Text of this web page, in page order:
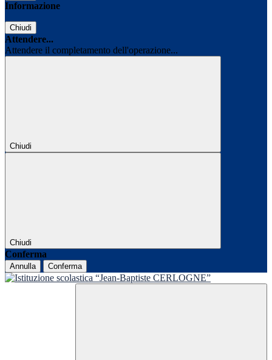
Informazione
Chiudi
Attendere...
Attendere il completamento dell'operazione...
Chiudi
Chiudi
Conferma
Annulla Conferma